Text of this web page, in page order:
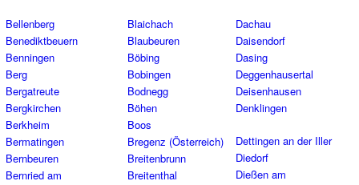
Bellenberg
Benediktbeuern
Benningen
Berg
Bergatreute
Bergkirchen
Berkheim
Bermatingen
Bernbeuren
Bernried am
Blaichach
Blaubeuren
Böbing
Bobingen
Bodnegg
Böhen
Boos
Bregenz (Österreich)
Breitenbrunn
Breitenthal
Dachau
Daisendorf
Dasing
Deggenhausertal
Deisenhausen
Denklingen
Dettingen an der Iller
Diedorf
Dießen am